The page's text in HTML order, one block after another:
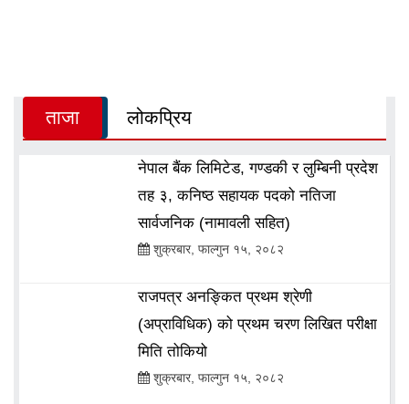
ताजा लोकप्रिय
नेपाल बैंक लिमिटेड, गण्डकी र लुम्बिनी प्रदेश
तह ३, कनिष्ठ सहायक पदको नतिजा
सार्वजनिक (नामावली सहित)
राजपत्र अनङ्कित प्रथम श्रेणी
(अप्राविधिक) को प्रथम चरण लिखित परीक्षा
मिति तोकियो